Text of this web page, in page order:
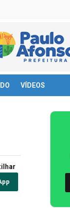
VÍDEOS